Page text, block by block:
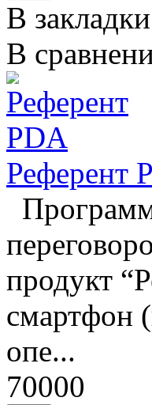
В закладки
В
Референт
продукт
смартфон
опе...
70000